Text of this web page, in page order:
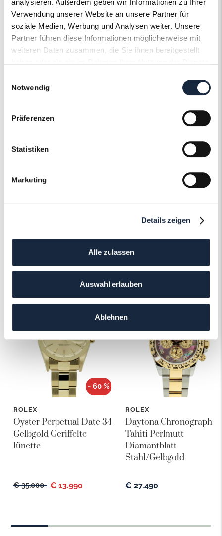
analysieren. Außerdem geben wir Informationen zu Ihrer
Verwendung unserer Website an unsere Partner für
soziale Medien, Werbung und Analysen weiter. Unsere
Partner führen diese Informationen möglicherweise mit
weiteren Daten zusammen, die Sie ihnen bereitgestellt
Notwendig
Präferenzen
Statistiken
Marketing
Details zeigen
Alle zulassen
Auswahl erlauben
Ablehnen
Ob Gravur, Politur oder ein neues Armband
– Gerne pflegen und gestalten wir Ihre Uhr
nach Ihren individuellen Wünschen und
Mehr erfahren
Das könnte Ihnen auch gefallen!
- 60 %
ROLEX
Oyster Perpetual Date 34
Gelbgold Geriffelte
lünette
€ 35.000 € 13.990
ROLEX
Daytona Chronograph
Tahiti Perlmutt
Diamantblatt
Stahl/Gelbgold
€ 27.490